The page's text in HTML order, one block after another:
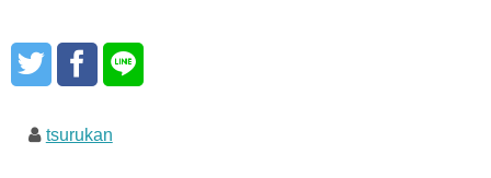
tsurukan